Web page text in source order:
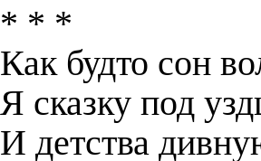
* * *
Как будто сон
Я сказку под
И детства